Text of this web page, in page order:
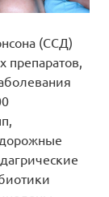
(ССД)
препаратов,